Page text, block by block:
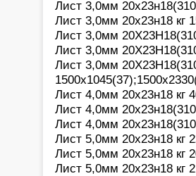
Лист 3,0мм
Лист 3,0мм 20х23н18 кг
Лист 3,0мм
Лист 3,0мм
Лист 3,0мм
Лист 4,0мм 20х23н18 кг
Лист 4,0мм
Лист 4,0мм
Лист 5,0мм 20х23н18 кг
Лист 5,0мм 20х23н18 кг
Лист 5,0мм 20х23н18 кг